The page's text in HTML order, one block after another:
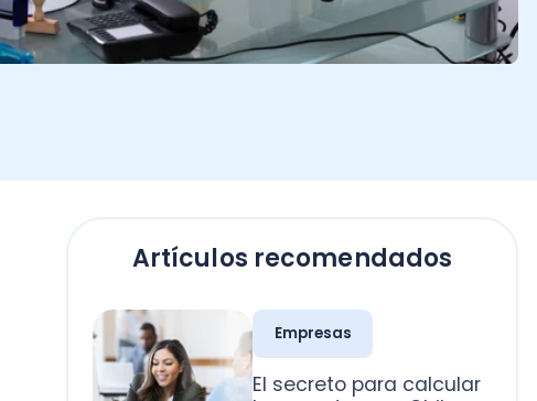
Artículos recomendados
Empresas
horas extras en Chile:
Todas las fórmulas
Empresas